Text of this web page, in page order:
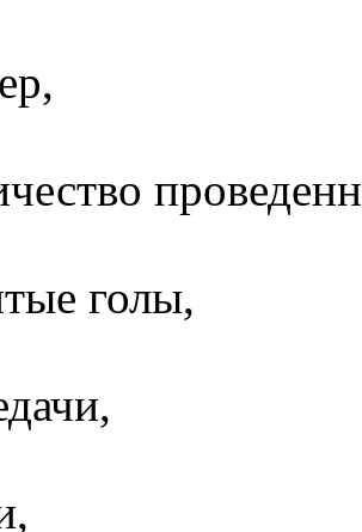
голы,